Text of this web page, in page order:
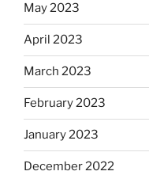
May 2023
April 2023
March 2023
February 2023
January 2023
December 2022